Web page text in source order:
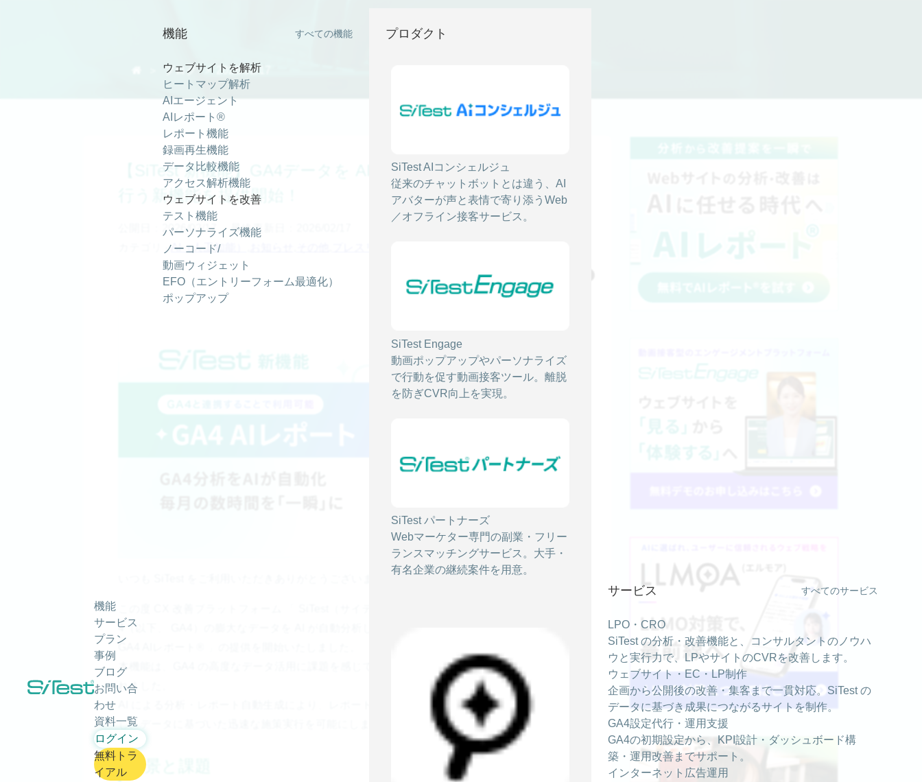
機能
サービス
プラン
事例
ブログ
お問い合
わせ
資料一覧
ログイン
無料トラ
イアル
機能 すべての機能
ウェブサイトを解析
ヒートマップ解析
AIエージェント
AIレポート®
レポート機能
録画再生機能
データ比較機能
アクセス解析機能
ウェブサイトを改善
テスト機能
パーソナライズ機能
ノーコード/
動画ウィジェット
EFO（エントリーフォーム最適化）
ポップアップ
プロダクト
SiTest AIコンシェルジュ
従来のチャットボットとは違う、AI
アバターが声と表情で寄り添うWeb
／オフライン接客サービス。
SiTest Engage
動画ポップアップやパーソナライズ
で行動を促す動画接客ツール。離脱
を防ぎCVR向上を実現。
SiTest パートナーズ
Webマーケター専門の副業・フリー
ランスマッチングサービス。大手・
有名企業の継続案件を用意。
サービス すべてのサービス
LPO・CRO
SiTest の分析・改善機能と、コンサルタントのノウハ
ウと実行力で、LPやサイトのCVRを改善します。
ウェブサイト・EC・LP制作
企画から公開後の改善・集客まで一貫対応。SiTest の
データに基づき成果につながるサイトを制作。
GA4設定代行・運用支援
GA4の初期設定から、KPI設計・ダッシュボード構
築・運用改善までサポート。
インターネット広告運用
ブログ ＞ 2026/02/17
【SiTest 新機能】GA4データを AI が自動分析し改善提案まで
行う新機能を提供開始！
公開日：2026/02/17 最終更新日：2026/02/17
カテゴリ -AI（人工知能）
いつも SiTest をご利用いただきありがとうございます。
4（以下、 GA4）の膨大なデータを AI が自動分析し、改善案の作成まで完結させる新機能 「
GA4 AIレポート® 」の提供を開始いたしました。
本機能は、GA4 の高度なデータ活用に課題を感じている多くの企業を支援するために開発さ
れました。
AI による分析・レポート自動生成により、レポート作成に費やしていた工数を大幅に短縮
し、データに基づいた迅速な施策実行を可能にします。
背景と課題